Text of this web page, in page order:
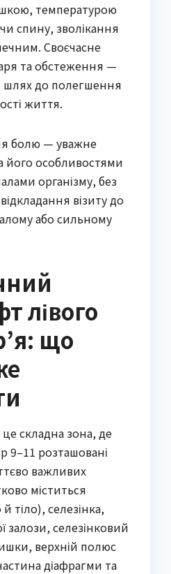
температурою
спину, зволікання
Своєчасне
та обстеження —
до полегшення
життя.
болю — уважне
його особливостями
організму, без
візиту до
або сильному
лівого
що
складна зона, де
9–11 розташовані
важливих
міститься
тіло), селезінка,
залози, селезінковий
верхній полюс
діафрагми та